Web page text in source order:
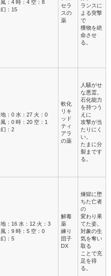
風：4 時：4 空：8
幻：15
セラ
スの
薬
ランスに
よる突撃
で
獲物を絶
命させ
る。
地：0 水：27 火：0
風：0 時：20 空：1
幻：2
軟化
リキ
ッド
ティ
アラ
の薬
人騒がせ
な悪霊。
石化能力
を持つう
えに
攻撃が当
たりにく
い。
たまに分
裂まです
る。
地：16 水：12 火：3
風：9 時：5 空：0
幻：5
解毒
薬
練り
団子
DX
煉獄に堕
ちた亡者
の
変わり果
てた姿。
対象の生
気を奪い
取る
ことで充
足を得
る。